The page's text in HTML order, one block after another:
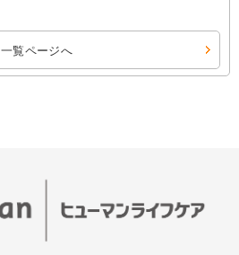
一覧ページへ